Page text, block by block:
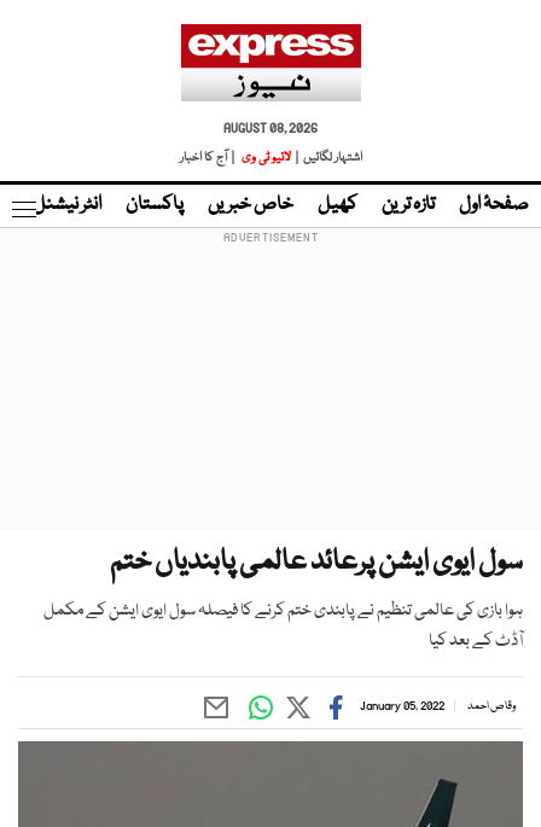
AUGUST 08, 2026
اشتہار لگائیں |
لائیو ٹی وی | آج کا اخبار
صفحۂ اول تازہ ترین کھیل خاص خبریں پاکستان انٹر نیشنل
سول ایوی ایشن پرعائد عالمی پابندیاں ختم
ہوا بازی کی عالمی تنظیم نے پابندی ختم کرنے کا فیصلہ سول ایوی ایشن کے مکمل
آڈٹ کے بعد کیا
وقاص احمد January 05, 2022